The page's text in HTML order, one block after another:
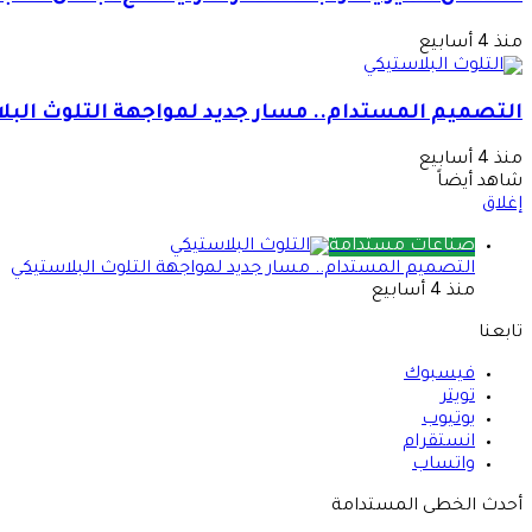
منذ 4 أسابيع
التصميم المستدام.. مسار جديد لمواجهة التلوث
منذ 4 أسابيع
شاهد أيضاً
إغلاق
صناعات مستدامة
التصميم المستدام.. مسار جديد لمواجهة التلوث البلاستيكي
منذ 4 أسابيع
تابعنا
فيسبوك
تويتر
يوتيوب
انستقرام
واتساب
أحدث الخطى المستدامة